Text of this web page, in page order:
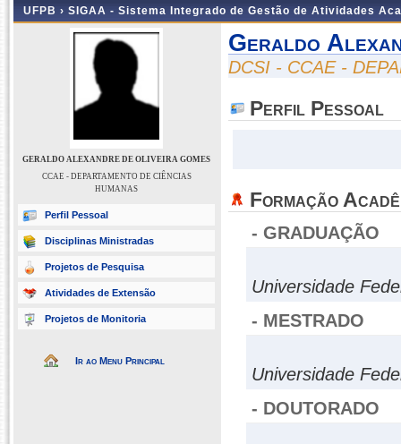
UFPB › SIGAA - Sistema Integrado de Gestão de Atividades
GERALDO ALEXANDRE DE OLIVEIRA GOMES
CCAE - DEPARTAMENTO DE CIÊNCIAS
HUMANAS
Perfil Pessoal
Disciplinas Ministradas
Projetos de Pesquisa
Atividades de Extensão
Projetos de Monitoria
Ir ao Menu Principal
Geraldo
DCSI - CCAE -
Perfil Pessoal
Formação
- GRADUAÇÃO
Universidade
- MESTRADO
Universidade
- DOUTORADO